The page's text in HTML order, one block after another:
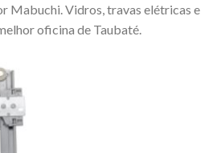
Mabuchi. Vidros, travas elétricas e
oficina de Taubaté.